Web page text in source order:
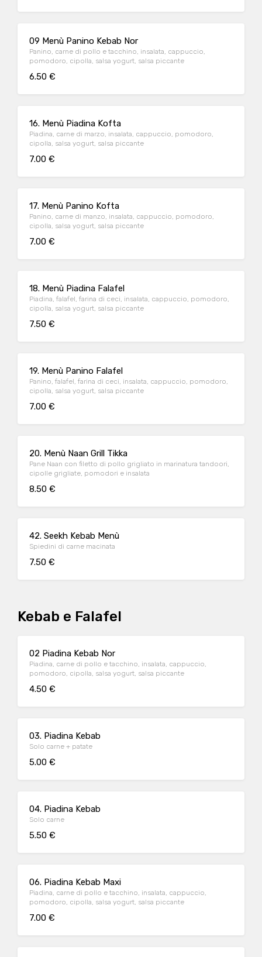
09 Menù Panino Kebab Nor
Panino, carne di pollo e tacchino, insalata, cappuccio,
pomodoro, cipolla, salsa yogurt, salsa piccante
6.50 €
16. Menù Piadina Kofta
Piadina, carne di marzo, insalata, cappuccio, pomodoro,
cipolla, salsa yogurt, salsa piccante
7.00 €
17. Menù Panino Kofta
Panino, carne di manzo, insalata, cappuccio, pomodoro,
cipolla, salsa yogurt, salsa piccante
7.00 €
18. Menù Piadina Falafel
Piadina, falafel, farina di ceci, insalata, cappuccio, pomodoro,
cipolla, salsa yogurt, salsa piccante
7.50 €
19. Menù Panino Falafel
Panino, falafel, farina di ceci, insalata, cappuccio, pomodoro,
cipolla, salsa yogurt, salsa piccante
7.00 €
20. Menù Naan Grill Tikka
Pane Naan con filetto di pollo grigliato in marinatura tandoori,
cipolle grigliate, pomodori e insalata
8.50 €
42. Seekh Kebab Menù
Spiedini di carne macinata
7.50 €
Kebab e Falafel
02 Piadina Kebab Nor
Piadina, carne di pollo e tacchino, insalata, cappuccio,
pomodoro, cipolla, salsa yogurt, salsa piccante
4.50 €
03. Piadina Kebab
Solo carne + patate
5.00 €
04. Piadina Kebab
Solo carne
5.50 €
06. Piadina Kebab Maxi
Piadina, carne di pollo e tacchino, insalata, cappuccio,
pomodoro, cipolla, salsa yogurt, salsa piccante
7.00 €